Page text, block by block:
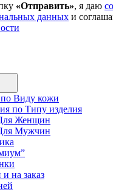
«Отправить», я даю
данных и
по Виду кожи
по Типу изделия
Женщин
Мужчин
на заказ